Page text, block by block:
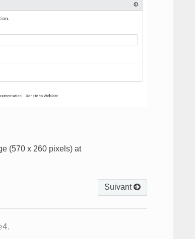
(570 x 260 pixels) at
Suivant
.